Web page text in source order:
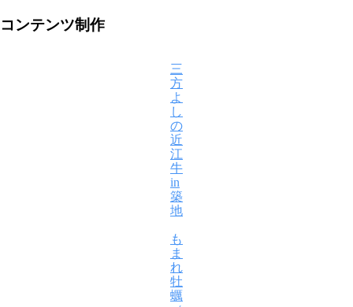
ン
コンテンツ制作
三
方
よ
し
の
近
江
牛
in
築
地
も
ま
れ
牡
蠣